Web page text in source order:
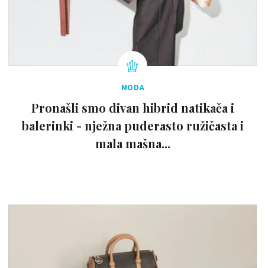
MODA
Pronašli smo divan hibrid natikača i
balerinki - nježna puderasto ružičasta i
mala mašna...